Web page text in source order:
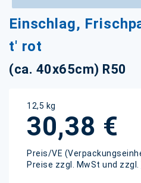
Einschlag,
t' rot
(ca. 40x65cm) R50
12,5 kg
30,38 €
Preis/VE
Preise zzgl. MwSt und zzgl.
Zum
Anfang
der
Bildgalerie
springen